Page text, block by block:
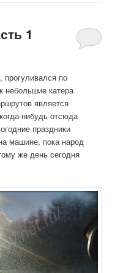
1
по
небольшие катера
является
нибудь отсюда
праздники
машине, пока народ
же день сегодня